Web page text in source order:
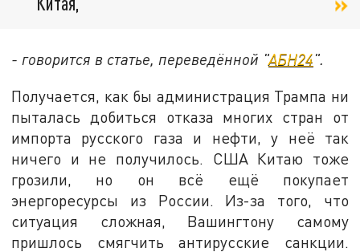
- говорится в статье, переведённой "АБН24".
Получается, как бы администрация Трампа ни
пыталась добиться отказа многих стран от
импорта русского газа и нефти, у неё так
ничего и не получилось. США Китаю тоже
грозили, но он всё ещё покупает
энергоресурсы из России. Из-за того, что
ситуация сложная, Вашингтону самому
пришлось смягчить антирусские санкции.